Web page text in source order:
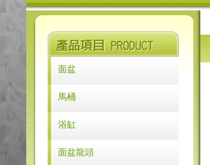
面盆
GEBERIT
ROCA
馬桶
GEBERIT
浴缸
浴缸系列
面盆龍頭